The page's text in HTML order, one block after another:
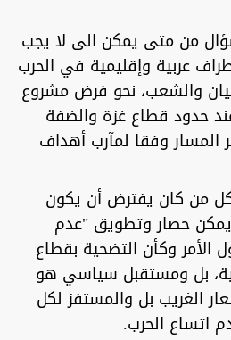
السؤال من متى يمكن الى لا يجب
عربية وإقليمية في الحرب
والشعب، نحو فرض مشروع
حدود قطاع غزة والضفة
المسار وفقا لمآرب أهداف
من كان يفترض أن يكون
حصار وتطويق "عدم
الأمر وكأن التضحية بقطاع
بل ومستقبل سياسي هو
الغريب بل والمستفز لكل
اتساع الحرب.